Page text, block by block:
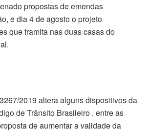
propostas de emendas
e dia 4 de agosto o projeto
que tramita nas duas casas do
2019 altera alguns dispositivos da
de Trânsito Brasileiro , entre as
de aumentar a validade da